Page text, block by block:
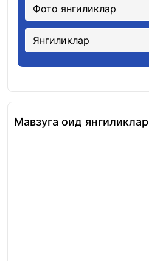
Фото янгиликлар
Янгиликлар
Мавзуга оид янгиликлар